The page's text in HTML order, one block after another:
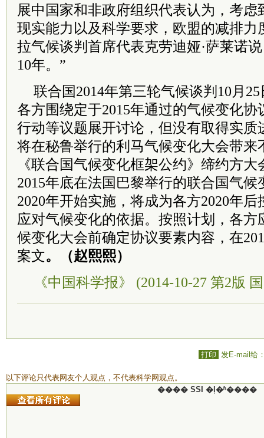
展中国家和非政府组织代表认为，考虑
现实能力以及科学要求，欧盟的减排力
拉气候谈判首席代表克劳迪娅·萨莱诺
10年。”
联合国2014年第三轮气候谈判10月
各方围绕定于2015年通过的气候变化协
行动等议题展开讨论，但没有取得实质
将在秘鲁举行的利马气候变化大会带来
《联合国气候变化框架公约》缔约方
2015年底在法国巴黎举行的联合国气候
2020年开始实施，将成为各方2020年
应对气候变化的依据。按照计划，各方
候变化大会前确定协议要素内容，在
案文。（赵熙熙）
《中国科学报》 (2014-10-27 第2版
打印 发E-mail给
以下评论只代表网友个人观点，不代表科学网观点。
���� SSI �ļ�ʱ����